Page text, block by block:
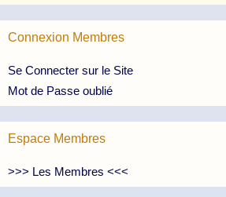
Connexion Membres
Se Connecter sur le Site
Mot de Passe oublié
Espace Membres
>>> Les Membres <<<